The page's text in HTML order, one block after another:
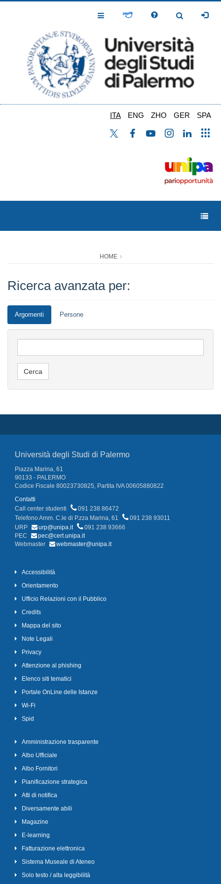
Toggle
Toggle
ITA ENG ZHO GER SPA
HOME
Ricerca avanzata per:
Argomenti Persone
Università degli Studi di Palermo
Piazza Marina, 61
90133 - PALERMO
Codice Fiscale 80023730825, Partita IVA 00605880822
Contatti
Call center studenti
091 238 86472
Telefono Amm. C.le di P.zza Marina, 61
091 238 93011
URP
urp@unipa.it
091 238 93666
PEC
pec@cert.unipa.it
Webmaster
webmaster@unipa.it
Accessibilità
Orientamento
Ufficio Relazioni con il Pubblico
Credits
Mappa del sito
Note Legali
Privacy
Attenzione al phishing
Elenco siti tematici
Portale OnLine delle Istanze
Wi-Fi
Spid
Amministrazione trasparente
Albo Ufficiale
Albo Fornitori
Pianificazione strategica
Atti di notifica
Diversamente abili
Magazine
E-learning
Fatturazione elettronica
Sistema Museale di Ateneo
Solo testo / alta leggibilità